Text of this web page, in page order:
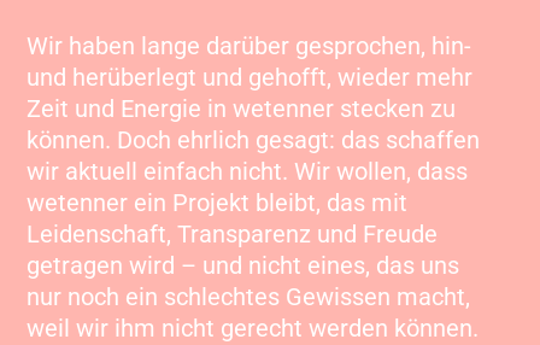
Wir haben lange darüber gesprochen, hin-
und herüberlegt und gehofft, wieder mehr
Zeit und Energie in wetenner stecken zu
können. Doch ehrlich gesagt: das schaffen
wir aktuell einfach nicht. Wir wollen, dass
wetenner ein Projekt bleibt, das mit
Leidenschaft, Transparenz und Freude
getragen wird – und nicht eines, das uns
nur noch ein schlechtes Gewissen macht,
weil wir ihm nicht gerecht werden können.